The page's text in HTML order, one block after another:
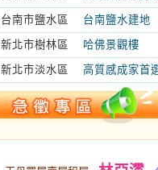
台南市鹽水區 台南鹽水建地
新北市樹林區 哈佛景觀樓
新北市淡水區 高質感成家首